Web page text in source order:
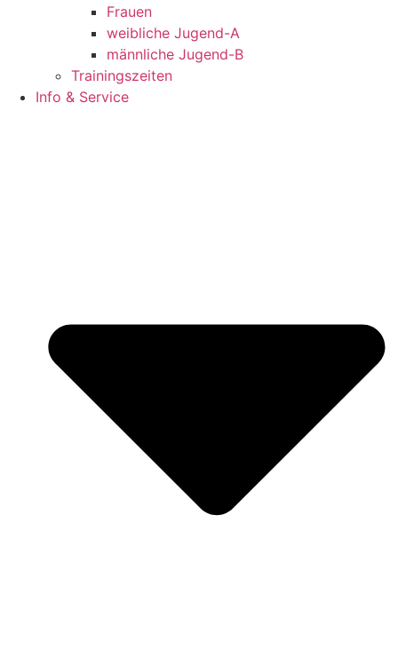
Frauen
weibliche Jugend-A
männliche Jugend-B
Trainingszeiten
Info & Service